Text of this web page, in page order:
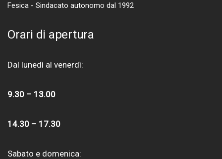
Fesica - Sindacato autonomo dal 1992
Orari di apertura
Dal lunedì al venerdì:
9.30 – 13.00
14.30 – 17.30
Sabato e domenica: